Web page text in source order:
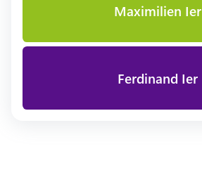
Maximilien Ier
Ferdinand Ier